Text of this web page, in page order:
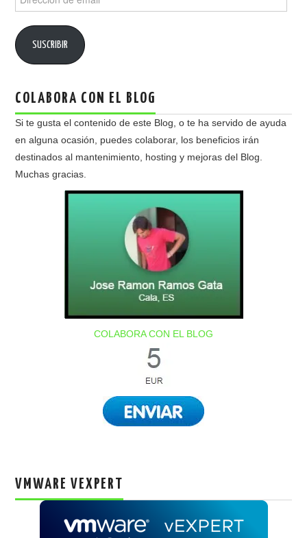
de
SUSCRIBIR
COLABORA CON EL BLOG
Si te gusta el contenido de este Blog, o te ha servido de ayuda
en alguna ocasión, puedes colaborar, los beneficios irán
destinados al mantenimiento, hosting y mejoras del Blog.
Muchas gracias.
COLABORA CON EL BLOG
VMWARE VEXPERT